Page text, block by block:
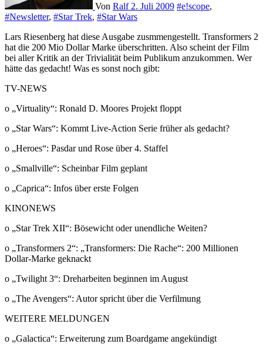
Von Ralf 2. Juli 2009 #e!scope,
#Newsletter, #Star Trek, #Star Wars
Lars Riesenberg hat diese Ausgabe zusmmengestellt. Transformers 2
hat die 200 Mio Dollar Marke überschritten. Also scheint der Film
bei aller Kritik an der Trivialität beim Publikum anzukommen. Wer
hätte das gedacht! Was es sonst noch gibt:
TV-NEWS
o „Virtuality“: Ronald D. Moores Projekt floppt
o „Star Wars“: Kommt Live-Action Serie früher als gedacht?
o „Heroes“: Pasdar und Rose über 4. Staffel
o „Smallville“: Scheinbar Film geplant
o „Caprica“: Infos über erste Folgen
KINONEWS
o „Star Trek XII“: Bösewicht oder unendliche Weiten?
o „Transformers 2“: „Transformers: Die Rache“: 200 Millionen
Dollar-Marke geknackt
o „Twilight 3“: Dreharbeiten beginnen im August
o „The Avengers“: Autor spricht über die Verfilmung
WEITERE MELDUNGEN
o „Galactica“: Erweiterung zum Boardgame angekündigt